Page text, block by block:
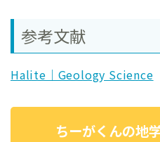
参考文献
Halite｜Geology Science
ちーがくんの地